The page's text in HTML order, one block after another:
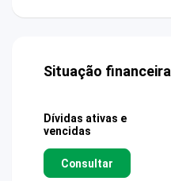
Situação financeira
Dívidas ativas e
vencidas
Consultar